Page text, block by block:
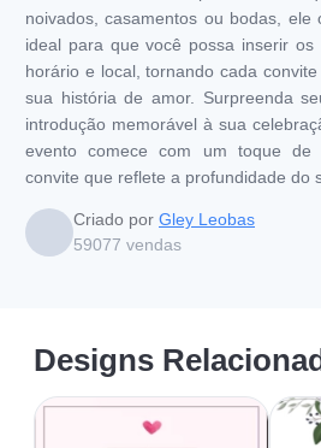
noivados, casamentos ou bodas, ele
ideal para que você possa inserir os
horário e local, tornando cada
sua história de amor. Surpreenda
introdução memorável à sua
evento comece com um toque de
convite que reflete a profundidade do
Criado por Gley Leobas
59077 vendas
Designs